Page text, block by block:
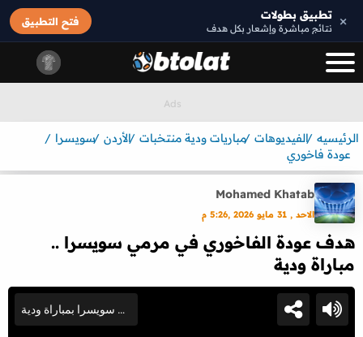
× تطبيق بطولات
نتائج مباشرة وإشعار بكل هدف
فتح التطبيق
الرئيسيه الفيديوهات مباريات ودية منتخبات الأردن سويسرا
عودة فاخوري
Mohamed Khatab
الاحد , 31 مايو 2026 ,5:26 م
هدف عودة الفاخوري في مرمي سويسرا ..
مباراة ودية